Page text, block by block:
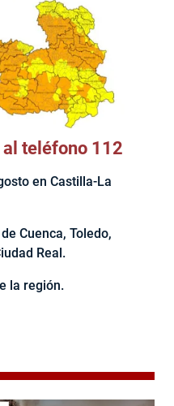
teléfono 112
en Castilla-La
Cuenca, Toledo,
Real.
la región.